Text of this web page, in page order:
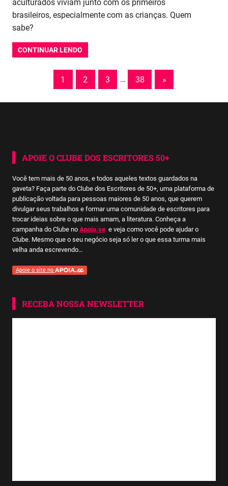
aculturados viviam junto com os primeiros
brasileiros, especialmente com as crianças. Quem
sabe?
CONTINUAR LENDO
Paginação
de
1 2 3 … 38
Next
Posts
»
APOIE O CLUBE DOS ESCRITORES 50+
Você tem mais de 50 anos, e todos aqueles textos guardados na
gaveta? Faça parte do Clube dos Escritores de 50+, uma plataforma de
publicação voltada para pessoas maiores de 50 anos, que querem
divulgar seus trabalhos e formar uma comunidade de escritores para
trocar ideias sobre o que mais amam, a literatura. Conheça a
campanha do Clube no Apoia.se e veja como você pode ajudar o
Clube. Mesmo que o seu negócio seja só ler o que essa turma mais
velha anda escrevendo…
Apoie o site no
RECEBA NOSSA NEWSLETTER